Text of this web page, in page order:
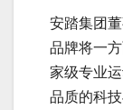
安踏集团
品牌将一
家级专业
品质的科